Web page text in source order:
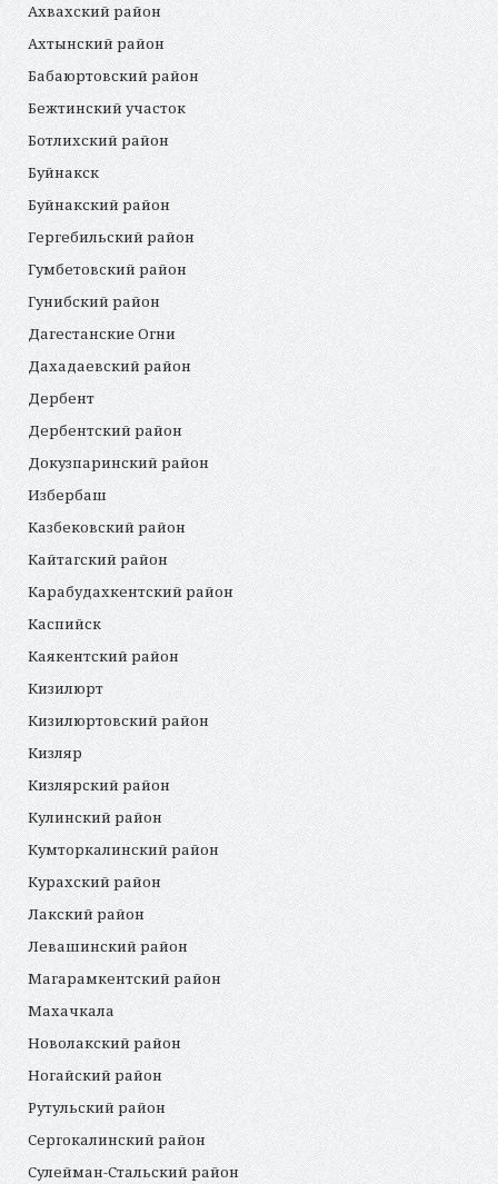
Ахвахский район
Ахтынский район
Бабаюртовский район
Бежтинский участок
Ботлихский район
Буйнакск
Буйнакский район
Гергебильский район
Гумбетовский район
Гунибский район
Дагестанские Огни
Дахадаевский район
Дербент
Дербентский район
Докузпаринский район
Избербаш
Казбековский район
Кайтагский район
Карабудахкентский район
Каспийск
Каякентский район
Кизилюрт
Кизилюртовский район
Кизляр
Кизлярский район
Кулинский район
Кумторкалинский район
Курахский район
Лакский район
Левашинский район
Магарамкентский район
Махачкала
Новолакский район
Ногайский район
Рутульский район
Сергокалинский район
Сулейман-Стальский район